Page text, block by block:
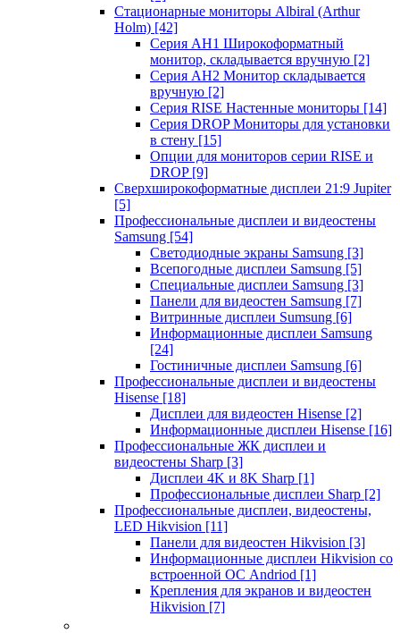
Стационарные мониторы Albiral (Arthur
Holm) [42]
Серия AH1 Широкоформатный
монитор, складывается вручную [2]
Серия AH2 Монитор складывается
вручную [2]
Серия RISE Настенные мониторы [14]
Серия DROP Мониторы для установки
в стену [15]
Опции для мониторов серии RISE и
DROP [9]
Сверхширокоформатные дисплеи 21:9 Jupiter
[5]
Профессиональные дисплеи и видеостены
Samsung [54]
Светодиодные экраны Samsung [3]
Всепогодные дисплеи Samsung [5]
Специальные дисплеи Samsung [3]
Панели для видеостен Samsung [7]
Витринные дисплеи Sumsung [6]
Информационные дисплеи Samsung
[24]
Гостиничные дисплеи Samsung [6]
Профессиональные дисплеи и видеостены
Hisense [18]
Дисплеи для видеостен Hisense [2]
Информационные дисплеи Hisense [16]
Профессиональные ЖК дисплеи и
видеостены Sharp [3]
Дисплеи 4K и 8K Sharp [1]
Профессиональные дисплеи Sharp [2]
Профессиональные дисплеи, видеостены,
LED Hikvision [11]
Панели для видеостен Hikvision [3]
Информационные дисплеи Hikvision со
встроенной ОС Andriod [1]
Крепления для экранов и видеостен
Hikvision [7]